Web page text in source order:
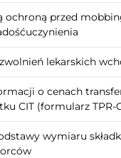
ochroną przed
lekarskich
o cenach
CIT (formularz TPR-
wymiaru